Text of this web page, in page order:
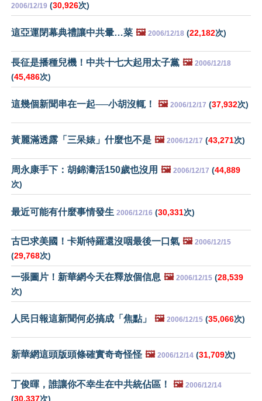
2006/12/19 (30,926次)
這亞運閉幕典禮讓中共暈…菜 🖼️ 2006/12/18 (22,182次)
長征是播種兒機！中共十七大起用太子黨 🖼️ 2006/12/18
(45,486次)
這幾個新聞串在一起──小胡沒輒！ 🖼️ 2006/12/17 (37,932次)
黃麗滿透露「三呆婊」什麼也不是 🖼️ 2006/12/17 (43,271次)
周永康手下：胡錦濤活150歲也沒用 🖼️ 2006/12/17 (44,889
次)
最近可能有什麼事情發生 2006/12/16 (30,331次)
古巴求美國！卡斯特羅還沒咽最後一口氣 🖼️ 2006/12/15
(29,768次)
一張圖片！新華網今天在釋放個信息 🖼️ 2006/12/15 (28,539
次)
人民日報這新聞何必搞成「焦點」 🖼️ 2006/12/15 (35,066次)
新華網這頭版頭條確實奇奇怪怪 🖼️ 2006/12/14 (31,709次)
丁俊暉，誰讓你不幸生在中共統佔區！ 🖼️ 2006/12/14
(30,337次)